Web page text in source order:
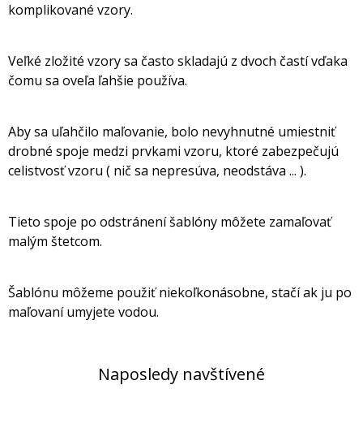
komplikované vzory.
Veľké zložité vzory sa často skladajú z dvoch častí vďaka
čomu sa oveľa ľahšie používa.
Aby sa uľahčilo maľovanie, bolo nevyhnutné umiestniť
drobné spoje medzi prvkami vzoru, ktoré zabezpečujú
celistvosť vzoru ( nič sa nepresúva, neodstáva ... ).
Tieto spoje po odstránení šablóny môžete zamaľovať
malým štetcom.
Šablónu môžeme použiť niekoľkonásobne, stačí ak ju po
maľovaní umyjete vodou.
Naposledy navštívené